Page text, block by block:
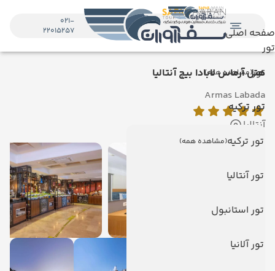
صفحه اصلی
تور
تور(مشاهده همه)
تور ترکیه
تور ترکیه(مشاهده همه)
تور آنتالیا
تور استانبول
تور آلانیا
021-
22015257
هتل آرماس لابادا بیچ آنتالیا
Armas Labada
آنتالیا